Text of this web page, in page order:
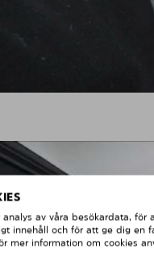
av våra besökardata, för
innehåll och för att ge dig en
mer information om cookies